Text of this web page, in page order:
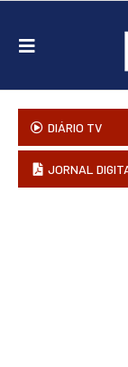
DIÁRIO TV
JORNAL